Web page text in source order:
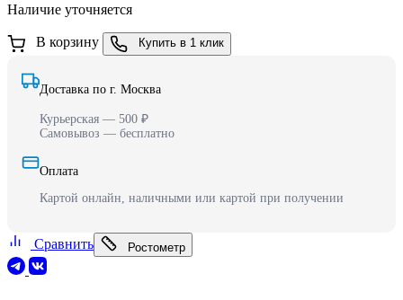
Наличие уточняется
В корзину Купить в 1 клик
Доставка по г. Москва
Курьерская — 500 ₽
Самовывоз — бесплатно
Оплата
Картой онлайн, наличными или картой при получении
Сравнить Ростометр